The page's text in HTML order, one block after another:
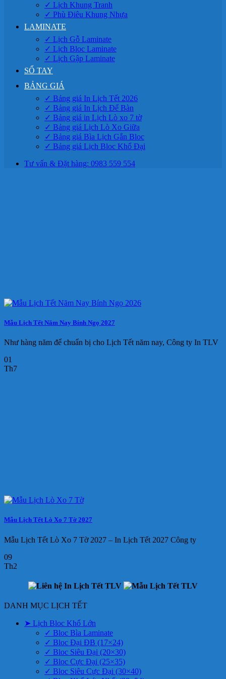
✓ Lịch Khung Tranh
✓ Phù Điêu Khung Nhựa
LAMINATE
✓ Lịch Gỗ Laminate
✓ Lịch Bloc Laminate
✓ Lịch Gập Laminate
SỔ TAY
BẢNG GIÁ
✓ Bảng giá In Lịch Tết 2026
✓ Bảng giá In Lịch Để Bàn
✓ Bảng giá in Lịch Lò xo 7 tờ
✓ Bảng giá Lịch Lò Xo Giữa
✓ Bảng giá Bìa Lịch Gắn Bloc
✓ Bảng giá Lịch Bloc Khổ Đại
Tư vấn & Đặt hàng: 0983 559 554
Mẫu Lịch Tết Năm Nay Bính Ngọ 2027
Như hàng năm để chuẩn bị cho Lịch Tết năm nay, Công ty In TLV
01
Th7
Mẫu Lịch Tết Lò Xo 7 Tờ 2027
Mẫu Lịch Tết Lò Xo 7 Tờ 2027 – In Lịch Tết 2027 Công ty
09
Th2
DANH MỤC LỊCH TẾT
➤ Lịch Bloc Khổ Lớn
✓ Bloc Bìa Laminate
✓ Bloc Đại ĐB (17×24)
✓ Bloc Siêu Đại (20×30)
✓ Bloc Cực Đại (25×35)
✓ Bloc Siêu Cực Đại (30×40)